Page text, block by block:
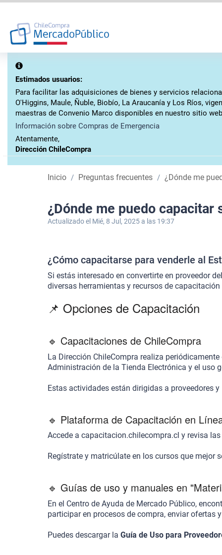
Estimados usuarios:
Para facilitar las adquisiciones de bienes y servicios
O'Higgins, Maule, Ñuble, Biobío, La Araucanía y Los Ríos,
maestras de Convenio Marco disponibles en nuestro sitio
Información sobre Compras de Emergencia
Atentamente,
Dirección ChileCompra
Inicio Preguntas frecuentes ¿Dónde me
¿Dónde me puedo
Actualizado el Mié, 8 Jul, 2025 a las 19:37
¿Cómo capacitarse para venderle al
Si estás interesado en convertirte en proveedor
diversas herramientas y recursos de
📌 Opciones de Capacitación
🔹 Capacitaciones de ChileCompra
La Dirección ChileCompra realiza
Administración de la Tienda Electrónica y el uso
Estas actividades están dirigidas a proveedores
🔹 Plataforma de Capacitación en
Accede a capacitacion.chilecompra.cl y revisa
Regístrate y matricúlate en los cursos que mejor
🔹 Guías de uso y manuales en
En el Centro de Ayuda de Mercado Público,
participar en procesos de compra, enviar ofertas
Puedes descargar la Guía de Uso para